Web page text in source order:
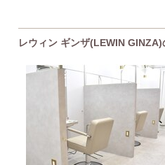
レウィン ギンザ(LEWIN GINZA)